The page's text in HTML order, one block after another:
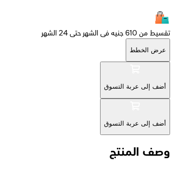
تقسيط من 610 جنيه فى الشهر حتى 24 الشهر
عرض الخطط
أضف إلى عربة التسوق
أضف إلى عربة التسوق
وصف المنتج